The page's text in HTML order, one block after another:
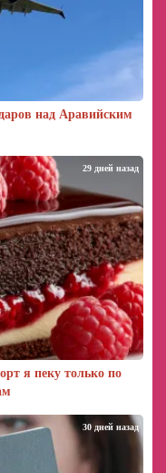
над Аравийским
я пеку только по
29 дней назад
30 дней назад